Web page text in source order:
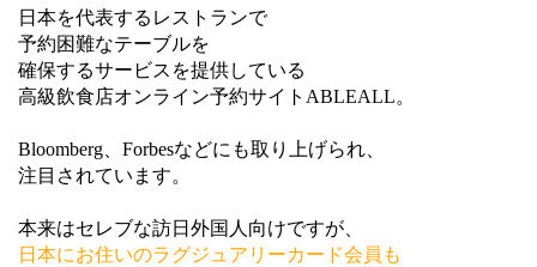
日本を代表するレストランで
予約困難なテーブルを
確保するサービスを提供している
高級飲食店オンライン予約サイトABLEALL。
Bloomberg、Forbesなどにも取り上げられ、
注目されています。
本来はセレブな訪日外国人向けですが、
日本にお住いのラグジュアリーカード会員も